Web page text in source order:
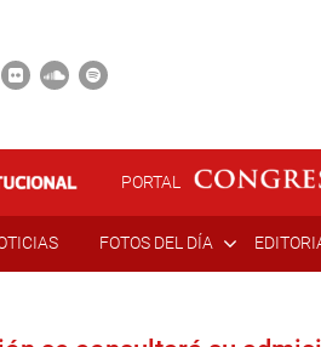
PORTAL
FOTOS DEL DÍA